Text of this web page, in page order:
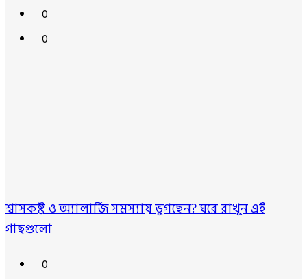
0
0
শ্বাসকষ্ট ও অ্যালার্জি সমস্যায় ভুগছেন? ঘরে রাখুন এই
গাছগুলো
0